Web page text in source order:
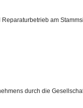
am
durch die